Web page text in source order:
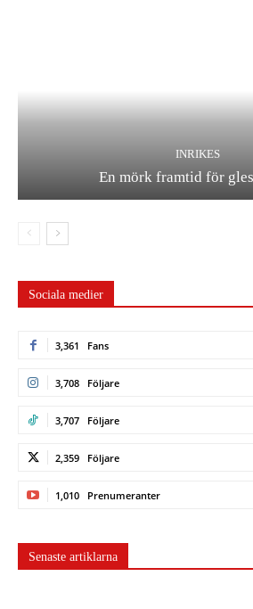
INRIKES
En mörk framtid för
Sociala medier
3,361 Fans
3,708 Följare
3,707 Följare
2,359 Följare
1,010 Prenumeranter
Senaste artiklarna